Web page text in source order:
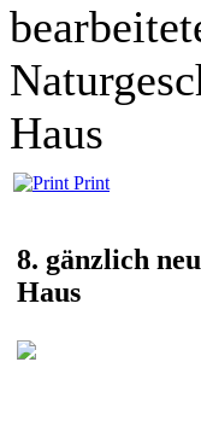
Haus
Print
8. gänzlich
Haus